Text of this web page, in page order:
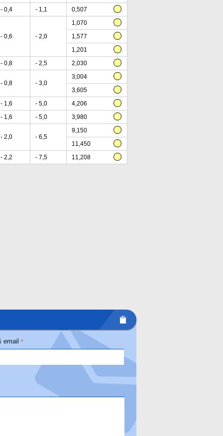
- 0,4 - 1,1
0,507
- 0,6 - 2,0
1,070
1,577
1,201
- 0,8 - 2,5
2,030
- 0,8 - 3,0
3,004
3,605
- 1,6 - 5,0
4,206
- 1,6 - 5,0
3,980
- 2,0 - 6,5
9,150
11,450
- 2,2 - 7,5 11,208
email *